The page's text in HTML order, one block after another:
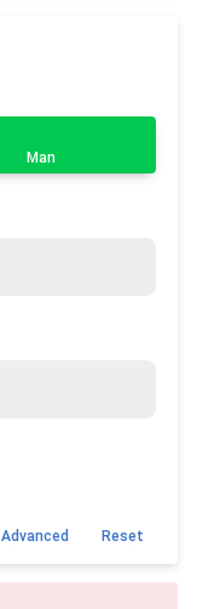
Man
Advanced Reset